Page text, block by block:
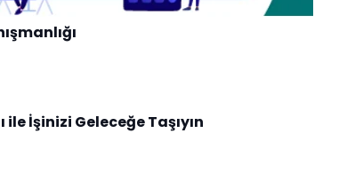
ile İşinizi Geleceğe Taşıyın